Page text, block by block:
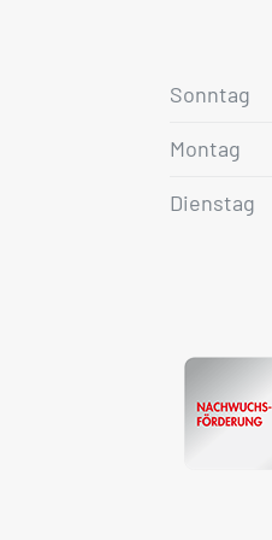
Sonntag
Montag
Dienstag